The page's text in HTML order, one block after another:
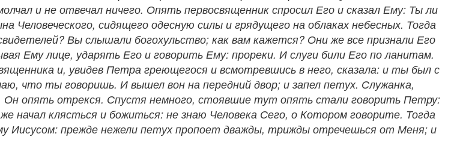
и не отвечал ничего. Опять первосвященник спросил Его и сказал Ему: Ты ли
Человеческого, сидящего одесную силы и грядущего на облаках небесных. Тогда
Вы слышали богохульство; как вам кажется? Они же все признали Его
Ему лице, ударять Его и говорить Ему: прореки. И слуги били Его по ланитам.
и, увидев Петра греющегося и всмотревшись в него, сказала: и ты был с
что ты говоришь. И вышел вон на передний двор; и запел петух. Служанка,
опять отрекся. Спустя немного, стоявшие тут опять стали говорить Петру:
начал клясться и божиться: не знаю Человека Сего, о Котором говорите. Тогда
Иисусом: прежде нежели петух пропоет дважды, трижды отречешься от Меня; и